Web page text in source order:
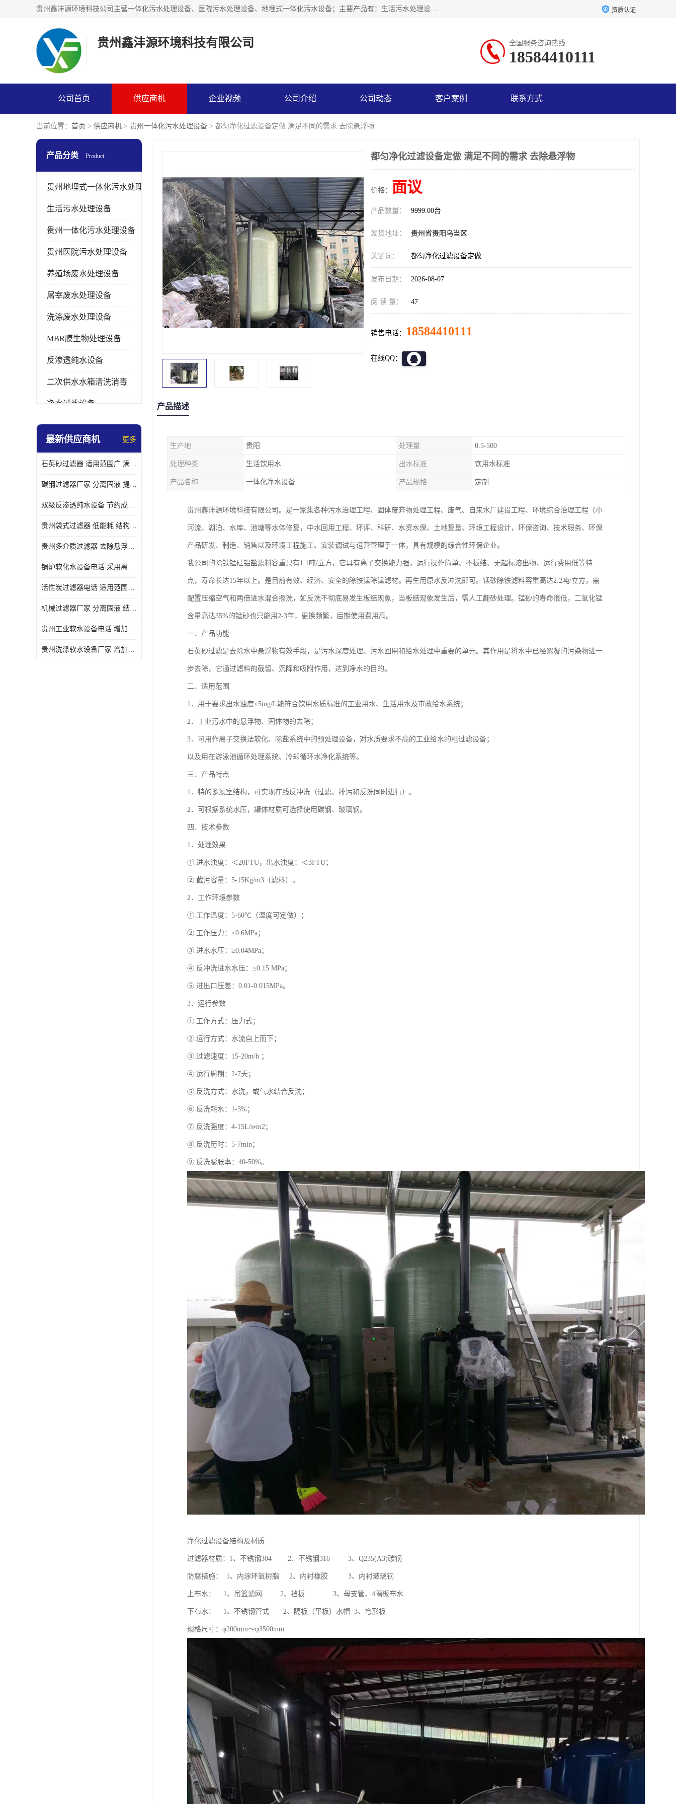
贵州鑫沣源环境科技公司主营一体化污水处理设备、医院污水处理设备、地埋式一体化污水设备；主要产品有：生活污水处理设备，养殖场废水处理设备，屠宰废水处理设备，洗涤废水处理设备，MBR膜生物处理设备，反渗透纯水设备，二次供水水箱清洗消毒，净水过滤设备，软水设备等。欢迎新老顾客来电咨询！ 资质认证
贵州鑫沣源环境科技有限公司 全国服务咨询热线:
18584410111
公司首页 供应商机 企业视频 公司介绍 公司动态 客户案例 联系方式
当前位置： 首页 > 供应商机 > 贵州一体化污水处理设备 > 都匀净化过滤设备定做 满足不同的需求 去除悬浮物
产品分类 Product
贵州地埋式一体化污水处理设备
生活污水处理设备
贵州一体化污水处理设备
贵州医院污水处理设备
养殖场废水处理设备
屠宰废水处理设备
洗涤废水处理设备
MBR膜生物处理设备
反渗透纯水设备
二次供水水箱清洗消毒
净水过滤设备
软水设备
最新供应商机 更多
石英砂过滤器 适用范围广 满足不同的需求
碳钢过滤器厂家 分离固液 提高过滤效率
双级反渗透纯水设备 节约成本 提供高纯度水
贵州袋式过滤器 低能耗 结构简单
贵州多介质过滤器 去除悬浮物 防止水垢和堵塞
锅炉软化水设备电话 采用离子交换技术 减少维修和更换的成本
活性炭过滤器电话 适用范围广 防止水垢和堵塞
机械过滤器厂家 分离固液 结构简单
贵州工业软水设备电话 增加清洁效果 使水更加清澈 干净
贵州洗涤软水设备厂家 增加清洁效果 减少维修和更换的成本
都匀净化过滤设备定做 满足不同的需求 去除悬浮物
价格： 面议
产品数量： 9999.00台
发货地址： 贵州省贵阳乌当区
关键词： 都匀净化过滤设备定做
发布日期： 2026-08-07
阅 读 量： 47
销售电话： 18584410111
在线QQ：
产品描述
生产地 贵阳 处理量 0.5-500
处理种类 生活饮用水 出水标准 饮用水标准
产品名称 一体化净水设备 产品规格 定制
贵州鑫沣源环境科技有限公司。是一家集各种污水治理工程、固体废弃物处理工程、废气、自来水厂建设工程、环境综合治理工程（小
河流、湖泊、水库、池塘等水体修复，中水回用工程、环评、科研、水资水保、土地复垦、环境工程设计，环保咨询、技术服务、环保
产品研发、制造、销售以及环境工程施工、安装调试与运营管理于一体，具有规模的综合性环保企业。
我公司的除铁锰硅铝盐滤料容重只有1.1吨/立方，它具有离子交换能力强，运行操作简单、不板结、无超标溶出物、运行费用低等特
点，寿命长达15年以上。是目前有效、经济、安全的除铁锰除锰滤材。再生用原水反冲洗即可。锰砂除铁滤料容重高达2.2吨/立方，需
配置压缩空气和两倍进水混合擦洗，如反洗不彻底易发生板结现象，当板结现象发生后，需人工翻砂处理。锰砂的寿命很低，二氧化锰
含量高达35%的锰砂也只能用2-3年，更换频繁，后期使用费用高。
一．产品功能
石英砂过滤是去除水中悬浮物有效手段，是污水深度处理、污水回用和给水处理中重要的单元。其作用是将水中已经絮凝的污染物进一
步去除，它通过滤料的截留、沉降和吸附作用，达到净水的目的。
二．适用范围
1．用于要求出水浊度≤5mg/L能符合饮用水质标准的工业用水、生活用水及市政给水系统；
2．工业污水中的悬浮物、固体物的去除；
3．可用作离子交换法软化、除盐系统中的预处理设备，对水质要求不高的工业给水的粗过滤设备；
以及用在游泳池循环处理系统、冷却循环水净化系统等。
三．产品特点
1．特的多滤室结构，可实现在线反冲洗（过滤、排污和反洗同时进行）。
2．可根据系统水压，罐体材质可选择使用碳钢、玻璃钢。
四．技术参数
1．处理效果
①.进水浊度：＜20FTU，出水浊度：＜3FTU；
②.截污容量：5-15Kg/m3（滤料）。
2．工作环境参数
①.工作温度：5-60℃（温度可定做）；
②.工作压力：≤0.6MPa；
③.进水水压：≥0.04MPa；
④.反冲洗进水水压：≥0.15 MPa；
⑤.进出口压差：0.01-0.015MPa。
3．运行参数
①.工作方式：压力式；
②.运行方式：水流自上而下；
③.过滤速度：15-20m/h ；
④.运行周期：2-7天；
⑤.反洗方式：水洗，或气水结合反洗；
⑥.反洗耗水：1-3%；
⑦.反洗强度：4-15L/s•m2；
⑧.反洗历时：5-7min；
⑨.反洗膨胀率：40-50%。
净化过滤设备结构及材质
过滤器材质：1、不锈钢304 2、不锈钢316 3、Q235(A3)碳钢
防腐措施： 1、内涂环氧树脂 2、内衬橡胶 3、内衬玻璃钢
上布水： 1、吊篮滤网 2、挡板 3、母支管、4隔板布水
下布水： 1、不锈钢管式 2、隔板（平板）水帽 3、穹形板
规格尺寸：φ200mm～φ3500mm